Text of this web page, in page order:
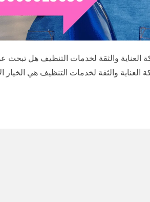
والثقة لخدمات التنظيف هل